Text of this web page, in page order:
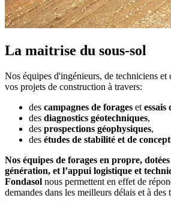
La maitrise du sous-sol
Nos équipes d'ingénieurs, de techniciens et
vos projets de construction à travers:
des campagnes de forages et essais
des diagnostics géotechniques,
des prospections géophysiques,
des études de stabilité et de
Nos équipes de forages en propre,
génération, et l’appui logistique et
Fondasol nous permettent en effet de
demandes dans les meilleurs délais et à